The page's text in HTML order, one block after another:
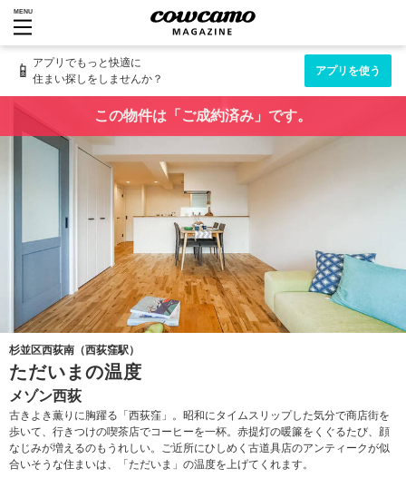
MENU
📱 アプリでもっと快適に
住まい探しをしませんか？
アプリを使う
この物件は「ご成約済み」です。
杉並区西荻南（西荻窪駅）
ただいまの温度
メゾン西荻
古きよき薫りに胸躍る「西荻窪」。昭和にタイムスリップした気分で商店街を
歩いて、行きつけの喫茶店でコーヒーを一杯。赤提灯の暖簾をくぐるたび、顔
なじみが増えるのもうれしい。ご近所にひしめく古道具店のアンティークが似
合いそうな住まいは、「ただいま」の温度を上げてくれます。